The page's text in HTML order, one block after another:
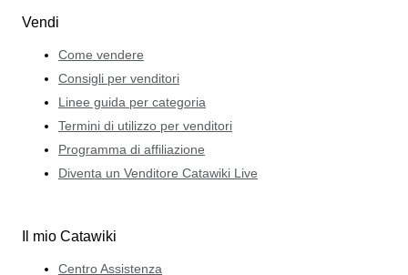
Vendi
Come vendere
Consigli per venditori
Linee guida per categoria
Termini di utilizzo per venditori
Programma di affiliazione
Diventa un Venditore Catawiki Live
Il mio Catawiki
Centro Assistenza